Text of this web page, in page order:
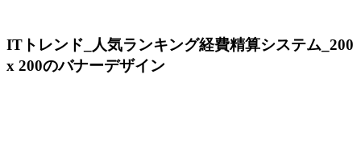
ITトレンド_人気ランキング経費精算システム_200
x 200のバナーデザイン